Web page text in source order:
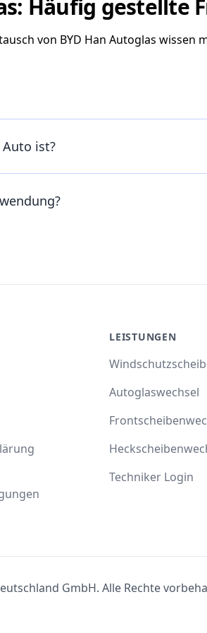
Häufig gestellte
von BYD Han Autoglas wissen
ist?
LEISTUNGEN
Autoglaswechsel
Techniker Login
GmbH. Alle Rechte